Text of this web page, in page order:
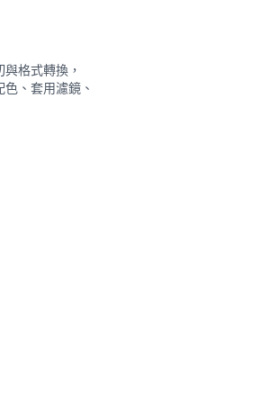
格式轉換，
、套用濾鏡、